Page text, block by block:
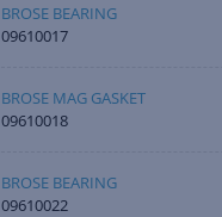
BROSE BEARING
09610017
BROSE MAG GASKET
09610018
BROSE BEARING
09610022